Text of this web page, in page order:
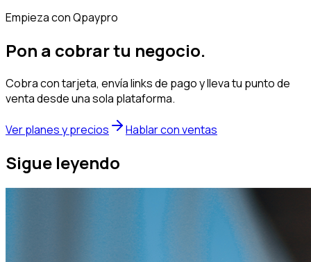
Empieza con Qpaypro
Pon a cobrar tu negocio.
Cobra con tarjeta, envía links de pago y lleva tu punto de
venta desde una sola plataforma.
Ver planes y precios Hablar con ventas
Sigue leyendo